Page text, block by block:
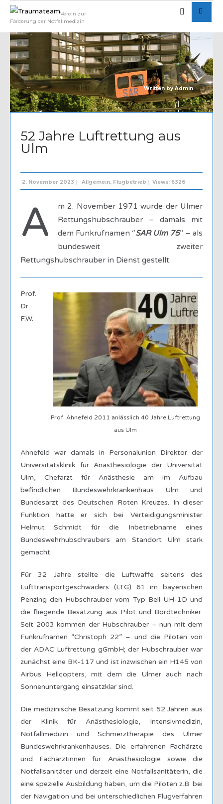
Verein zur
Förderung der Notfallmedizin
Written by Admin
52 Jahre Luftrettung aus
Ulm
2. November 2023 Allgemein, Flugbetrieb Views: 6326
A
m 2. November 1971 wurde der Ulmer
Rettungshubschrauber – damals mit
dem Funkrufnamen “SAR Ulm 75” – als
bundesweit zweiter
Rettungshubschrauber in Dienst gestellt.
Prof. Ahnefeld 2011 anlässlich 40 Jahre Luftrettung
aus Ulm
Prof.
Dr.
F.W.
Ahnefeld war damals in Personalunion Direktor der
Universitätsklinik für Anästhesiologie der Universität
Ulm, Chefarzt für Anästhesie am im Aufbau
befindlichen Bundeswehrkrankenhaus Ulm und
Bundesarzt des Deutschen Roten Kreuzes. In dieser
Funktion hatte er sich bei Verteidigungsminister
Helmut Schmidt für die Inbetriebname eines
Bundeswehrhubschraubers am Standort Ulm stark
gemacht.
Für 32 Jahre stellte die Luftwaffe seitens des
Lufttransportgeschwaders (LTG) 61 im bayerischen
Penzing den Hubschrauber vom Typ Bell UH-1D und
die fliegende Besatzung aus Pilot und Bordtechniker.
Seit 2003 kommen der Hubschrauber – nun mit dem
Funkrufnamen “Christoph 22” – und die Piloten von
der ADAC Luftrettung gGmbH; der Hubschrauber war
zunächst eine BK-117 und ist inzwischen ein H145 von
Airbus Helicopters, mit dem die Ulmer auch nach
Sonnenuntergang einsatzklar sind.
Die medizinische Besatzung kommt seit 52 Jahren aus
der Klinik für Anästhesiologie, Intensivmedizin,
Notfallmedizin und Schmerztherapie des Ulmer
Bundeswehrkrankenhauses. Die erfahrenen Fachärzte
und Fachärztinnen für Anästhesiologie sowie die
Notfallsanitäter und derzeit eine Notfallsanitäterin, die
eine spezielle Ausbildung haben, um die Piloten z.B. bei
der Navigation und bei unterschiedlichen Flugverfahren